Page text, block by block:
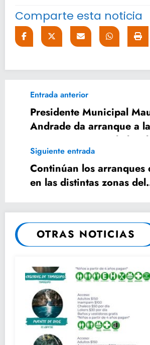
Comparte esta noticia
Entrada anterior
Presidente Municipal
Andrade da arranque a la
pavimentación en la
Aguacate
Siguiente entrada
Continúan los arranques
en las distintas zonas del
OTRAS NOTICIAS